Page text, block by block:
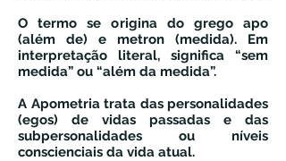
O termo se origina do grego apo
(além de) e metron (medida). Em
interpretação literal, significa “sem
medida” ou “além da medida”.
A Apometria trata das personalidades
(egos) de vidas passadas e das
subpersonalidades ou níveis
conscienciais da vida atual.